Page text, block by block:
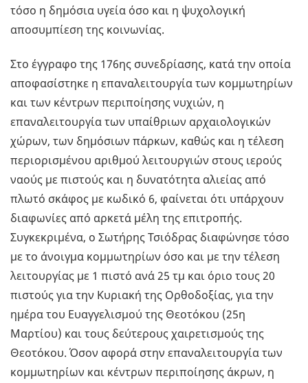
τόσο η δημόσια υγεία όσο και η ψυχολογική
αποσυμπίεση της κοινωνίας.
Στο έγγραφο της 176ης συνεδρίασης, κατά την οποία
αποφασίστηκε η επαναλειτουργία των κομμωτηρίων
και των κέντρων περιποίησης νυχιών, η
επαναλειτουργία των υπαίθριων αρχαιολογικών
χώρων, των δημόσιων πάρκων, καθώς και η τέλεση
περιορισμένου αριθμού λειτουργιών στους ιερούς
ναούς με πιστούς και η δυνατότητα αλιείας από
πλωτό σκάφος με κωδικό 6, φαίνεται ότι υπάρχουν
διαφωνίες από αρκετά μέλη της επιτροπής.
Συγκεκριμένα, ο Σωτήρης Τσιόδρας διαφώνησε τόσο
με το άνοιγμα κομμωτηρίων όσο και με την τέλεση
λειτουργίας με 1 πιστό ανά 25 τμ και όριο τους 20
πιστούς για την Κυριακή της Ορθοδοξίας, για την
ημέρα του Ευαγγελισμού της Θεοτόκου (25η
Μαρτίου) και τους δεύτερους χαιρετισμούς της
Θεοτόκου. Όσον αφορά στην επαναλειτουργία των
κομμωτηρίων και κέντρων περιποίησης άκρων, η